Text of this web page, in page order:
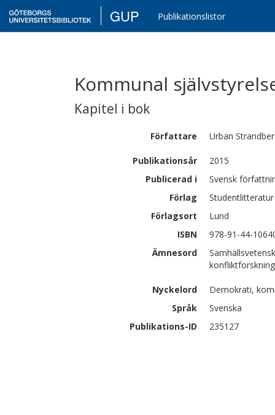
GUP Publikationslistor
Kommunal
Kapitel i bok
Författare Urban
Publikationsår
2015
Publicerad i
Svensk
Förlag
Studentlitteratur
Förlagsort
Lund
ISBN
978-91-44-
Ämnesord
Nyckelord
Demokrati,
Språk
Svenska
Publikations-ID
235127